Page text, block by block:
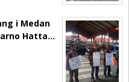
i Medan
Hatta…